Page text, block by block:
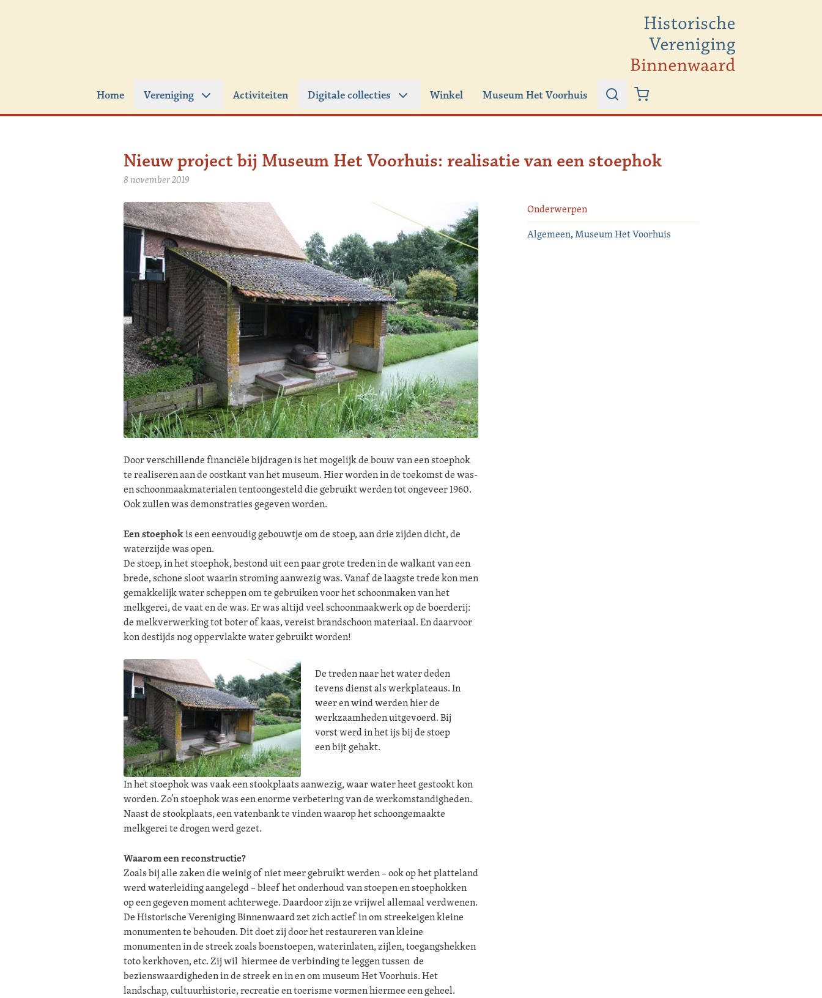
Home Vereniging Activiteiten Digitale collecties Winkel Museum Het Voorhuis
Zoeken
Nieuw project bij Museum Het Voorhuis: realisatie van een stoephok
8 november 2019
Door verschillende financiële bijdragen is het mogelijk de bouw van een stoephok
te realiseren aan de oostkant van het museum. Hier worden in de toekomst de was-
en schoonmaakmaterialen tentoongesteld die gebruikt werden tot ongeveer 1960.
Ook zullen was demonstraties gegeven worden.
Een stoephokis een eenvoudig gebouwtje om de stoep, aan drie zijden dicht, de
waterzijde was open.
De stoep, in het stoephok, bestond uit een paar grote treden in de walkant van een
brede, schone sloot waarin stroming aanwezig was. Vanaf de laagste trede kon men
gemakkelijk water scheppen om te gebruiken voor het schoonmaken van het
melkgerei, de vaat en de was. Er was altijd veel schoonmaakwerk op de boerderij:
de melkverwerking tot boter of kaas, vereist brandschoon materiaal. En daarvoor
kon destijds nog oppervlakte water gebruikt worden!
De treden naar het water deden
tevens dienst als werkplateaus. In
weer en wind werden hier de
werkzaamheden uitgevoerd. Bij
vorst werd in het ijs bij de stoep
een bijt gehakt.
In het stoephok was vaak een stookplaats aanwezig, waar water heet gestookt kon
worden. Zo’n stoephok was een enorme verbetering van de werkomstandigheden.
Naast de stookplaats, een vatenbank te vinden waarop het schoongemaakte
melkgerei te drogen werd gezet.
Waarom een reconstructie?
Zoals bij alle zaken die weinig of niet meer gebruikt werden – ook op het platteland
werd waterleiding aangelegd – bleef het onderhoud van stoepen en stoephokken
op een gegeven moment achterwege. Daardoor zijn ze vrijwel allemaal verdwenen.
De Historische Vereniging Binnenwaard zet zich actief in om streekeigen kleine
monumenten te behouden. Dit doet zij door het restaureren van kleine
monumenten in de streek zoals boenstoepen, waterinlaten, zijlen, toegangshekken
toto kerkhoven, etc. Zij wil hiermee de verbinding te leggen tussen de
bezienswaardigheden in de streek en in en om museum Het Voorhuis. Het
landschap, cultuurhistorie, recreatie en toerisme vormen hiermee een geheel.
Onderwerpen
Algemeen,Museum Het Voorhuis